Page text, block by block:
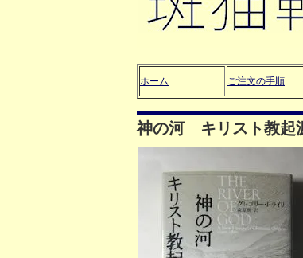
ホーム ご注文の手順
神の河 キリスト教